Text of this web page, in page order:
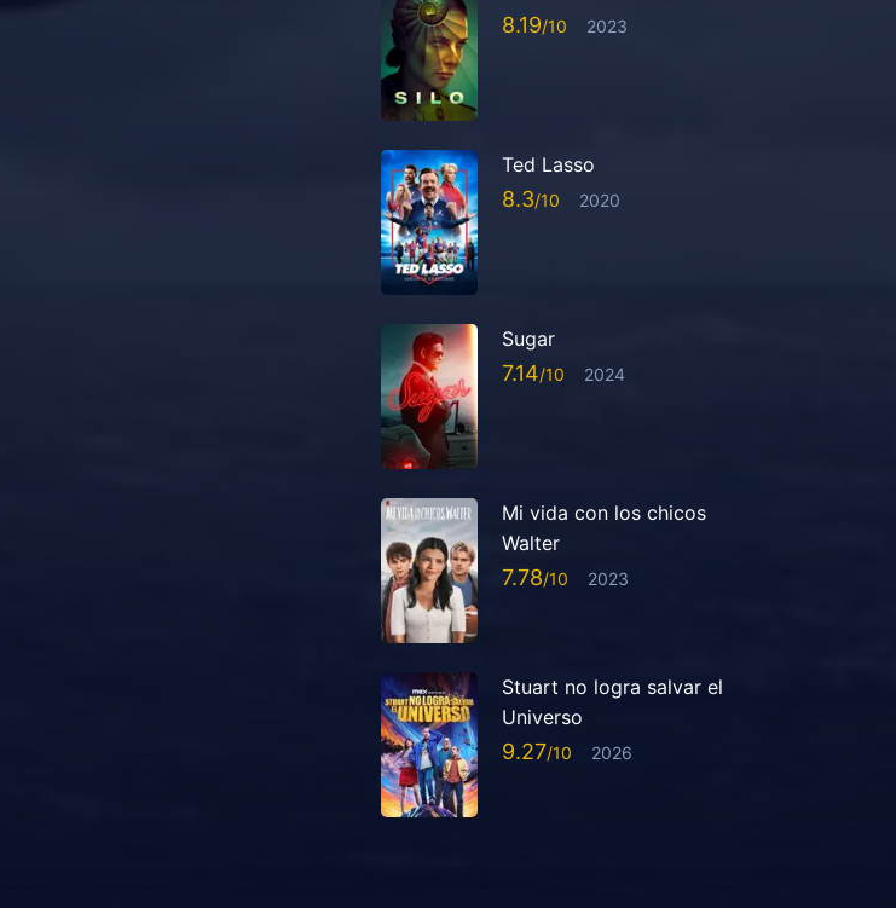
8.19 2023
Ted Lasso
8.3 2020
Sugar
7.14 2024
Mi vida con los chicos
Walter
7.78 2023
Stuart no logra salvar el
Universo
9.27 2026